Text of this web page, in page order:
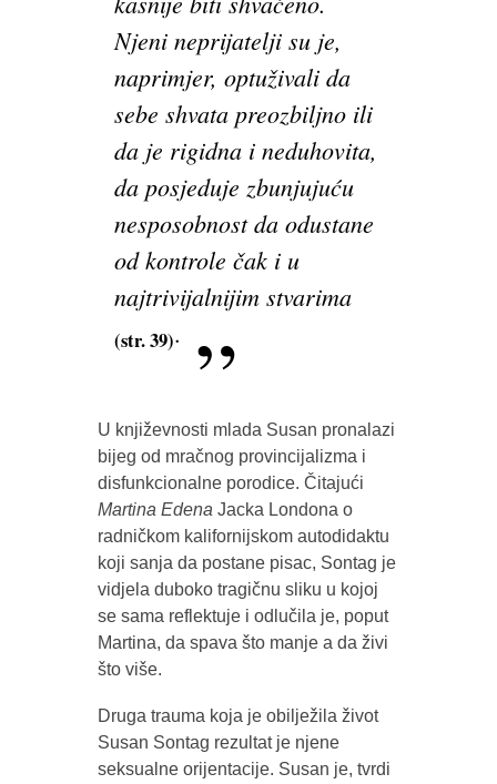
Njeni neprijatelji su je,
naprimjer, optuživali da
sebe shvata preozbiljno ili
da je rigidna i neduhovita,
da posjeduje zbunjujuću
nesposobnost da odustane
od kontrole čak i u
najtrivijalnijim stvarima
(str. 39).
U književnosti mlada Susan pronalazi
bijeg od mračnog provincijalizma i
disfunkcionalne porodice. Čitajući
Martina Edena Jacka Londona o
radničkom kalifornijskom autodidaktu
koji sanja da postane pisac, Sontag je
vidjela duboko tragičnu sliku u kojoj
se sama reflektuje i odlučila je, poput
Martina, da spava što manje a da živi
što više.
Druga trauma koja je obilježila život
Susan Sontag rezultat je njene
seksualne orijentacije. Susan je, tvrdi